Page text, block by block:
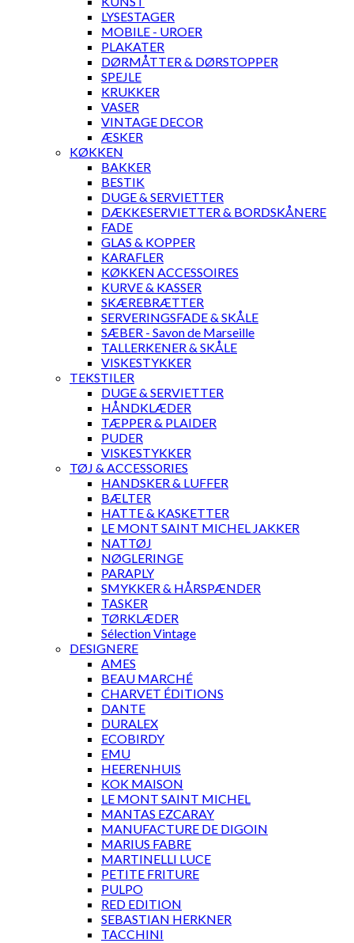
LYSESTAGER
MOBILE - UROER
PLAKATER
DØRMÅTTER & DØRSTOPPER
SPEJLE
KRUKKER
VASER
VINTAGE DECOR
ÆSKER
KØKKEN
BAKKER
BESTIK
DUGE & SERVIETTER
DÆKKESERVIETTER & BORDSKÅNERE
FADE
GLAS & KOPPER
KARAFLER
KØKKEN ACCESSOIRES
KURVE & KASSER
SKÆREBRÆTTER
SERVERINGSFADE & SKÅLE
SÆBER - Savon de Marseille
TALLERKENER & SKÅLE
VISKESTYKKER
TEKSTILER
DUGE & SERVIETTER
HÅNDKLÆDER
TÆPPER & PLAIDER
PUDER
VISKESTYKKER
TØJ & ACCESSORIES
HANDSKER & LUFFER
BÆLTER
HATTE & KASKETTER
LE MONT SAINT MICHEL JAKKER
NATTØJ
NØGLERINGE
PARAPLY
SMYKKER & HÅRSPÆNDER
TASKER
TØRKLÆDER
Sélection Vintage
DESIGNERE
AMES
BEAU MARCHÉ
CHARVET ÉDITIONS
DANTE
DURALEX
ECOBIRDY
EMU
HEERENHUIS
KOK MAISON
LE MONT SAINT MICHEL
MANTAS EZCARAY
MANUFACTURE DE DIGOIN
MARIUS FABRE
MARTINELLI LUCE
PETITE FRITURE
PULPO
RED EDITION
SEBASTIAN HERKNER
TACCHINI